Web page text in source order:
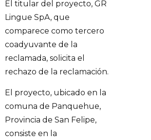
El titular del proyecto, GR
Lingue SpA, que
comparece como tercero
coadyuvante de la
reclamada, solicita el
rechazo de la reclamación.
El proyecto, ubicado en la
comuna de Panquehue,
Provincia de San Felipe,
consiste en la